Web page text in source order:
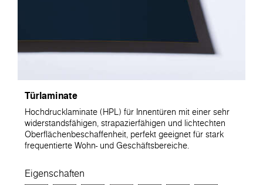
Türlaminate
Hochdrucklaminate (HPL) für Innentüren mit einer sehr
widerstandsfähigen, strapazierfähigen und lichtechten
Oberflächenbeschaffenheit, perfekt geeignet für stark
frequentierte Wohn- und Geschäftsbereiche.
Eigenschaften